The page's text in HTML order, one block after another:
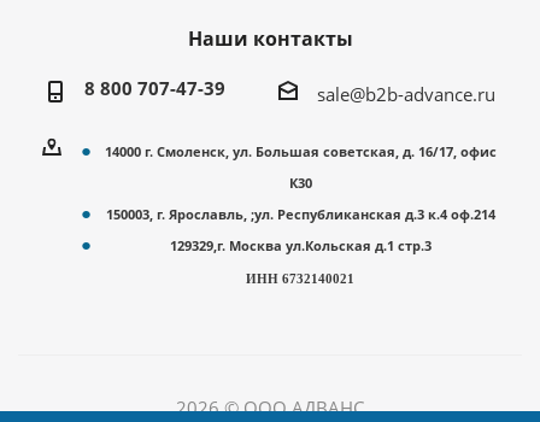
Наши контакты
8 800 707-47-39 sale@b2b-advance.ru
14000 г. Смоленск, ул. Большая советская, д. 16/17, офис
К30
150003, г. Ярославль, ;ул. Республиканская д.3 к.4 оф.214
129329,г. Москва ул.Кольская д.1 стр.3
ИНН 6732140021
2026 © ООО АДВАНС